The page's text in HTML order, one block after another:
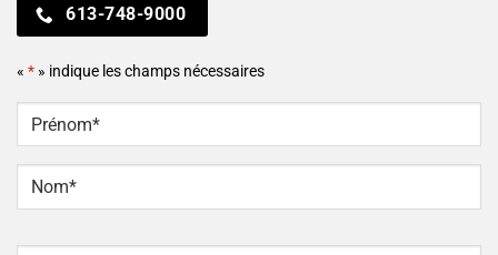
613-748-9000
« * » indique les champs nécessaires
NOM
Prénom